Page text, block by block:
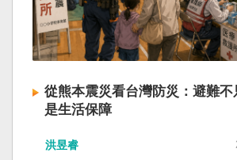
從熊本震災看台灣防災：避難不
是生活保障
洪昱睿